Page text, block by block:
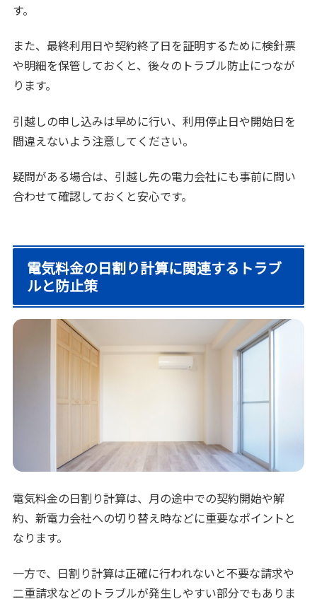
す。
また、最終利用日や契約終了日を証明するために検針票
や明細を保管しておくと、後々のトラブル防止につなが
ります。
引越しの申し込みは早めに行い、利用停止日や開始日を
間違えないよう注意してください。
疑問がある場合は、引越し先の電力会社にも事前に問い
合わせて確認しておくと安心です。
電気料金の日割り計算に関連するトラブ
ルと防止策
電気料金の日割り計算は、月の途中での契約開始や解
約、新電力会社への切り替え時などに重要なポイントと
なります。
一方で、日割り計算は正確に行われないと不要な請求や
二重請求などのトラブルが発生しやすい部分でもありま